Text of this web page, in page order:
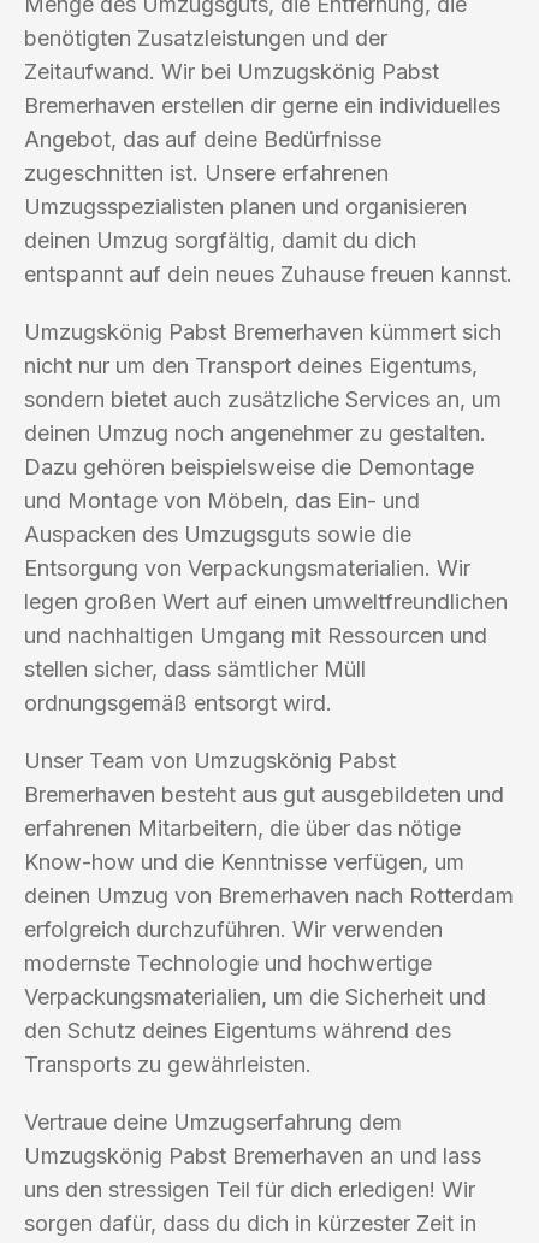
benötigten Zusatzleistungen und der
Zeitaufwand. Wir bei Umzugskönig Pabst
Bremerhaven erstellen dir gerne ein individuelles
Angebot, das auf deine Bedürfnisse
zugeschnitten ist. Unsere erfahrenen
Umzugsspezialisten planen und organisieren
deinen Umzug sorgfältig, damit du dich
entspannt auf dein neues Zuhause freuen kannst.
Umzugskönig Pabst Bremerhaven kümmert sich
nicht nur um den Transport deines Eigentums,
sondern bietet auch zusätzliche Services an, um
deinen Umzug noch angenehmer zu gestalten.
Dazu gehören beispielsweise die Demontage
und Montage von Möbeln, das Ein- und
Auspacken des Umzugsguts sowie die
Entsorgung von Verpackungsmaterialien. Wir
legen großen Wert auf einen umweltfreundlichen
und nachhaltigen Umgang mit Ressourcen und
stellen sicher, dass sämtlicher Müll
ordnungsgemäß entsorgt wird.
Unser Team von Umzugskönig Pabst
Bremerhaven besteht aus gut ausgebildeten und
erfahrenen Mitarbeitern, die über das nötige
Know-how und die Kenntnisse verfügen, um
deinen Umzug von Bremerhaven nach Rotterdam
erfolgreich durchzuführen. Wir verwenden
modernste Technologie und hochwertige
Verpackungsmaterialien, um die Sicherheit und
den Schutz deines Eigentums während des
Transports zu gewährleisten.
Vertraue deine Umzugserfahrung dem
Umzugskönig Pabst Bremerhaven an und lass
uns den stressigen Teil für dich erledigen! Wir
sorgen dafür, dass du dich in kürzester Zeit in